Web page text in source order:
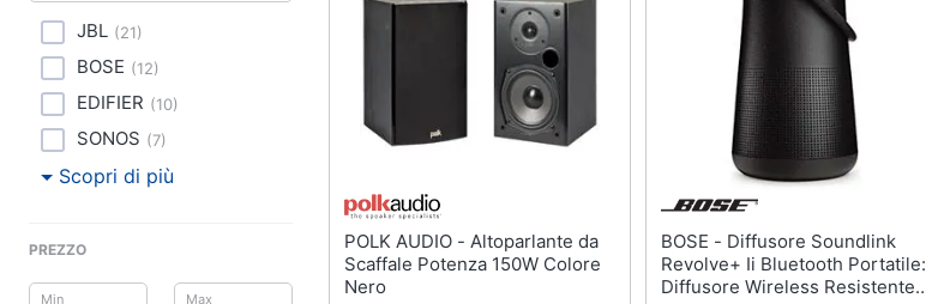
Audio e musica
Clima
Arredo
Brico e Giardinaggio
JBL (21)
BOSE (12)
EDIFIER (10)
SONOS (7)
Scopri di più
PREZZO
POLK AUDIO - Altoparlante da
Scaffale Potenza 150W Colore
Nero
BOSE - Diffusore Soundlink
Revolve+ Ii Bluetooth Portatile:
Diffusore Wireless Resistente